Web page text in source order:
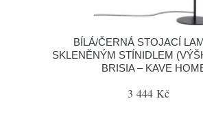
BÍLÁ/ČERNÁ STOJACÍ
SKLENĚNÝM STÍNIDLEM
BRISIA – KAVE
3 444 Kč